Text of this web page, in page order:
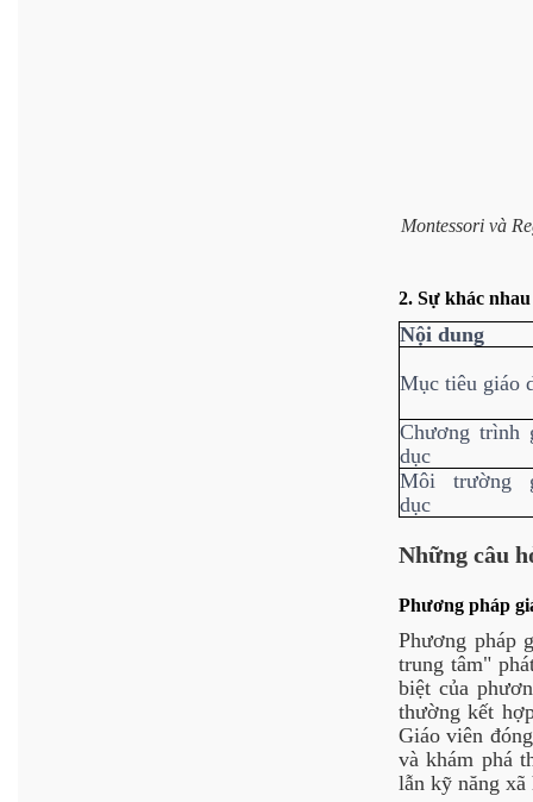
Montessori và
2. Sự khác
Nội dung
Mục tiêu giáo
Chương trình
dục
Môi trường
dục
Những câu
Phương pháp
Phương pháp
trung tâm"
biệt của
thường kết
Giáo viên
và khám phá
lẫn kỹ năng xã